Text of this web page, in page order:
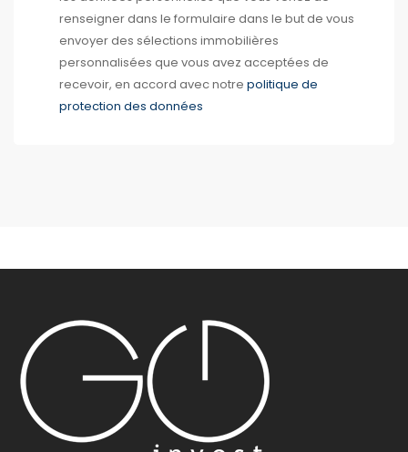
renseigner dans le formulaire dans le but de vous
envoyer des sélections immobilières
personnalisées que vous avez acceptées de
recevoir, en accord avec notre politique de
protection des données